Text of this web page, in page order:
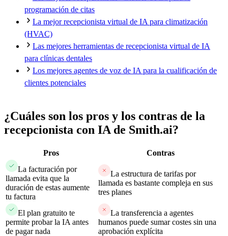
programación de citas
La mejor recepcionista virtual de IA para climatización
(HVAC)
Las mejores herramientas de recepcionista virtual de IA
para clínicas dentales
Los mejores agentes de voz de IA para la cualificación de
clientes potenciales
¿Cuáles son los pros y los contras de la
recepcionista con IA de Smith.ai?
Pros
Contras
La facturación por
llamada evita que la
duración de estas aumente
tu factura
La estructura de tarifas por
llamada es bastante compleja en sus
tres planes
El plan gratuito te
permite probar la IA antes
de pagar nada
La transferencia a agentes
humanos puede sumar costes sin una
aprobación explícita